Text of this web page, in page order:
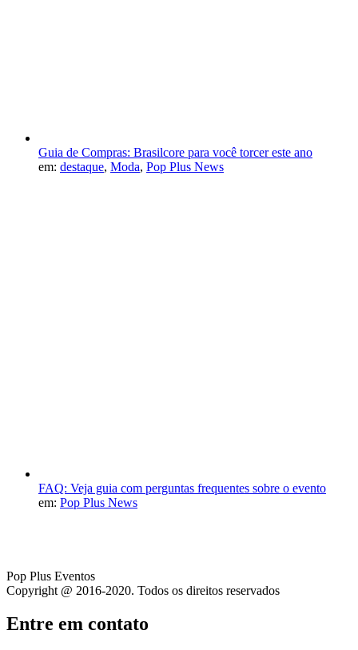
Guia de Compras: Brasilcore para você torcer este ano
em: destaque, Moda, Pop Plus News
FAQ: Veja guia com perguntas frequentes sobre o evento
em: Pop Plus News
Pop Plus Eventos
Copyright @ 2016-2020. Todos os direitos reservados
Entre em contato